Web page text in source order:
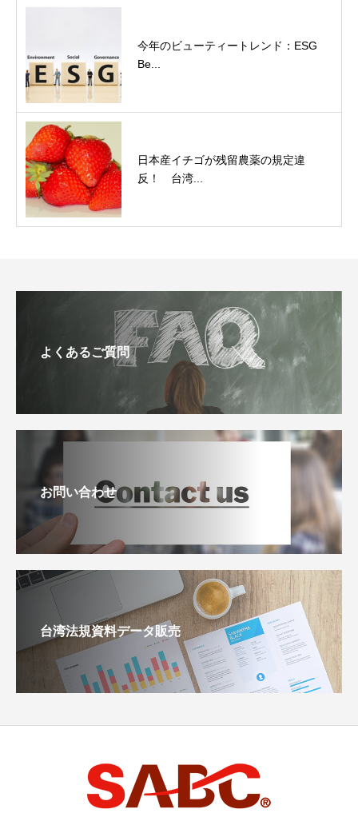
今年のビューティートレンド：ESG
Be...
日本産イチゴが残留農薬の規定違
反！ 台湾...
よくあるご質問
お問い合わせ
台湾法規資料データ販売